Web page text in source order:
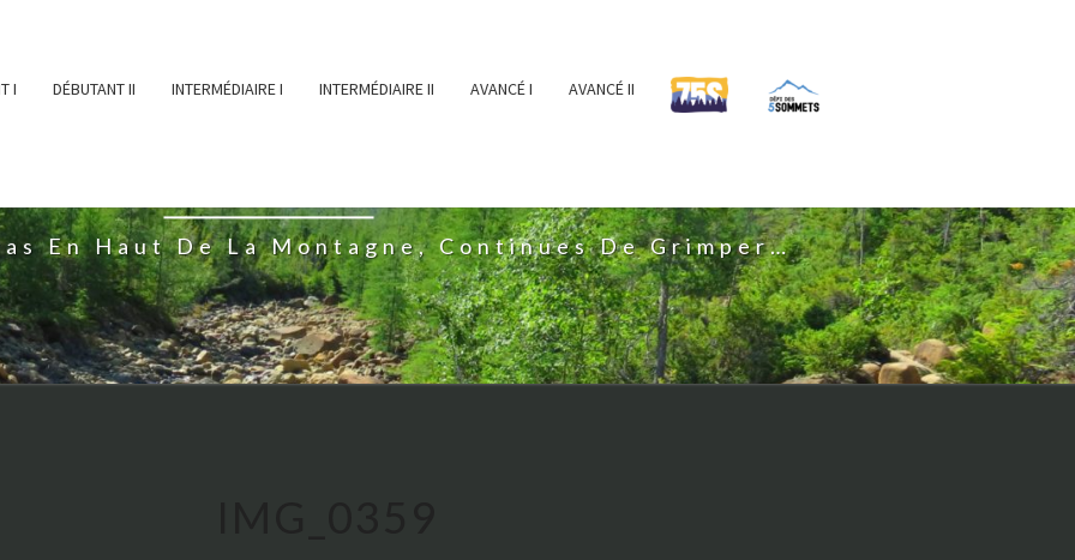
I DÉBUTANT II INTERMÉDIAIRE I INTERMÉDIAIRE II AVANCÉ I AVANCÉ II
En Haut De La Montagne, Continues De Grimper…